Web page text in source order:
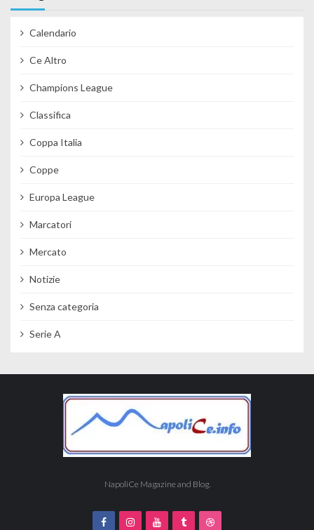
Calendario
Ce Altro
Champions League
Classifica
Coppa Italia
Coppe
Europa League
Marcatori
Mercato
Notizie
Senza categoria
Serie A
NapoliCe Magazine and Blog.